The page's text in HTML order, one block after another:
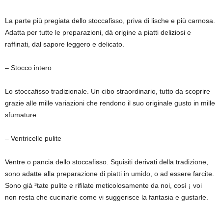
La parte più pregiata dello stoccafisso, priva di lische e più carnosa.
Adatta per tutte le preparazioni, dà origine a piatti deliziosi e
raffinati, dal sapore leggero e delicato.
– Stocco intero
Lo stoccafisso tradizionale. Un cibo straordinario, tutto da scoprire
grazie alle mille variazioni che rendono il suo originale gusto in mille
sfumature.
– Ventricelle pulite
Ventre o pancia dello stoccafisso. Squisiti derivati della tradizione,
sono adatte alla preparazione di piatti in umido, o ad essere farcite.
Sono già ³tate pulite e rifilate meticolosamente da noi, così ¡ voi
non resta che cucinarle come vi suggerisce la fantasia e gustarle.